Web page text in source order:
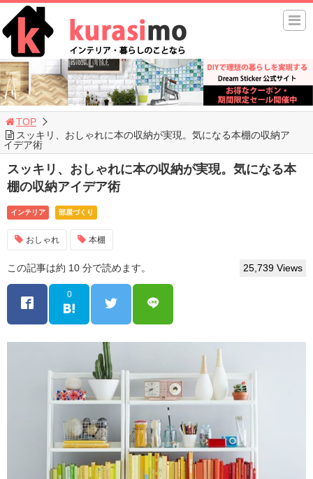
TOP
スッキリ、おしゃれに本の収納が実現。気になる本棚の収納ア
イデア術
スッキリ、おしゃれに本の収納が実現。気になる本
棚の収納アイデア術
インテリア 部屋づくり
おしゃれ 本棚
この記事は約 10 分で読めます。 25,739 Views
0